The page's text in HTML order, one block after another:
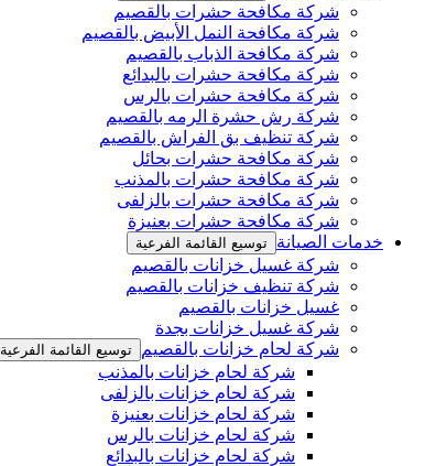
شركة مكافحة حشرات بالقصيم
شركة مكافحة النمل الأبيض بالقصيم
شركة مكافحة الذباب بالقصيم
شركة مكافحة حشرات بالبدائع
شركة مكافحة حشرات بالرس
شركة رش حشرة الرمه بالقصيم
شركة تنظيف بق الفراش بالقصيم
شركة مكافحة حشرات بحائل
شركة مكافحة حشرات بالمذنب
شركة مكافحة حشرات بالزلفى
شركة مكافحة حشرات بعنيزة
خدمات الصيانة توسيع القائمة الفرعية
شركة غسيل خزانات بالقصيم
شركة تنظيف خزانات بالقصيم
غسيل خزانات بالقصيم
شركة غسيل خزانات بجدة
شركة لحام خزانات بالقصيم
توسيع القائمة الفرعية
شركة لحام خزانات بالمذنب
شركة لحام خزانات بالزلفى
شركة لحام خزانات بعنيزة
شركة لحام خزانات بالرس
شركة لحام خزانات بالبدائع